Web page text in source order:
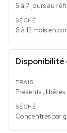
5 à 7 jours au
6 à 12 mois en
Disponibilité
Présents ;
Concentrés par